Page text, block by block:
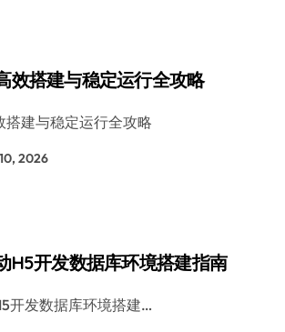
效搭建与稳定运行全攻略
搭建与稳定运行全攻略
2026
H5开发数据库环境搭建指南
开发数据库环境搭建…